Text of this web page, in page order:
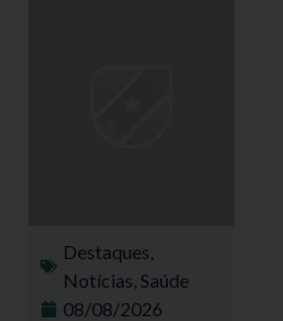
Destaques,
Notícias,Saúde
08/08/2026